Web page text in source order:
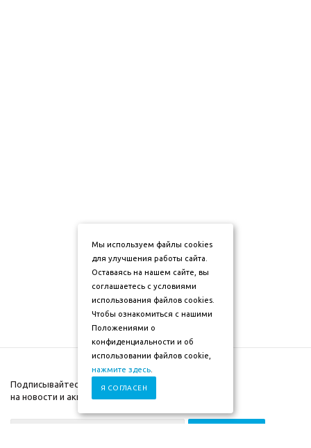
Подписывайтесь
на новости и акции
Мы используем файлы cookies
для улучшения работы сайта.
Оставаясь на нашем сайте, вы
соглашаетесь с условиями
использования файлов cookies.
Чтобы ознакомиться с нашими
Положениями о
конфиденциальности и об
использовании файлов cookie,
нажмите здесь
Я СОГЛАСЕН